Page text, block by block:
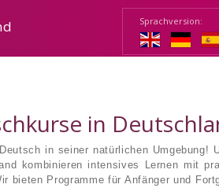
Sprachversion:
in
in seiner natürlichen Umgebung!
kombinieren intensives Lernen mit
bieten Programme für Anfänger und